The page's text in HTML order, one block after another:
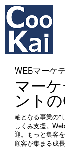
WEBマーケ
マー
ント
軸となる事業の"
しくみ支援。
迎。もっと集客
顧客が集まる成